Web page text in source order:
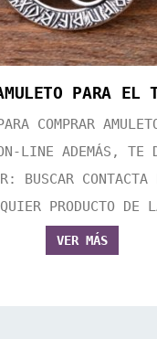
PARA
COMPRAR
LINE ADEMÁS, TE
BUSCAR CONTACTA
PRODUCTO
VER MÁS